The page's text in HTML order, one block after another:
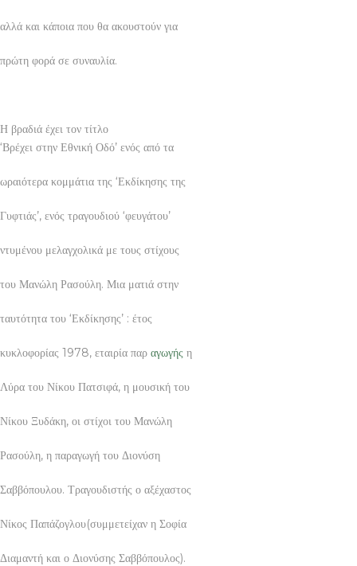
αλλά και κάποια που θα ακουστούν για
πρώτη φορά σε συναυλία.
Η βραδιά έχει τον τίτλο
‘Βρέχει στην Εθνική Οδό’ ενός από τα
ωραιότερα κομμάτια της ‘Εκδίκησης της
Γυφτιάς’, ενός τραγουδιού ‘φευγάτου’
ντυμένου μελαγχολικά με τους στίχους
του Μανώλη Ρασούλη. Μια ματιά στην
ταυτότητα του ‘Εκδίκησης’ : έτος
κυκλοφορίας 1978, εταιρία παρ αγωγής η
Λύρα του Νίκου Πατσιφά, η μουσική του
Νίκου Ξυδάκη, οι στίχοι του Μανώλη
Ρασούλη, η παραγωγή του Διονύση
Σαββόπουλου. Τραγουδιστής ο αξέχαστος
Νίκος Παπάζογλου(συμμετείχαν η Σοφία
Διαμαντή και ο Διονύσης Σαββόπουλος).